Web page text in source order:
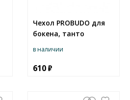
Чехол PROBUDO для
бокена, танто
в наличии
610